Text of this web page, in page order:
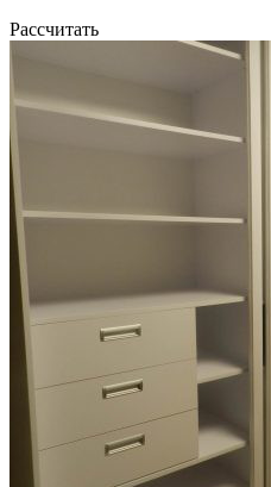
Рассчитать